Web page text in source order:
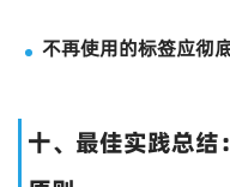
不再使用的标签应彻
十、最佳实践总